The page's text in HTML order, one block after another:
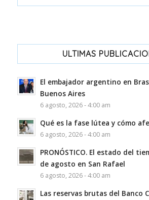
ULTIMAS
El embajador argentino en
Buenos Aires
6 agosto, 2026 - 4:00 am
Qué es la fase lútea y cómo
6 agosto, 2026 - 4:00 am
PRONÓSTICO. El estado del
de agosto en San Rafael
6 agosto, 2026 - 4:00 am
Las reservas brutas del Banco